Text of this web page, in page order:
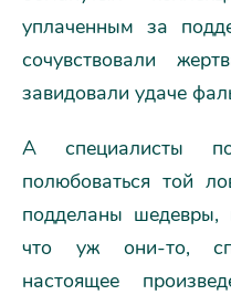
уплаченным за
сочувствовали
завидовали удаче
А специалисты
полюбоваться той
подделаны шедевры,
что уж они-то,
настоящее